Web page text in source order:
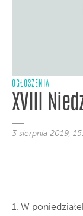
OGŁOSZENIA
XVIII
3 sierpnia 2019,
1. W